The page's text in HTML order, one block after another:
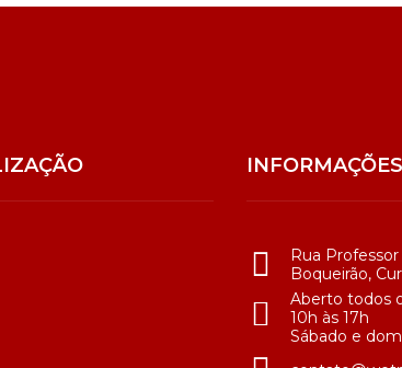
INFORMAÇÕES
Rua
Boqueirão,
Aberto todos
10h às 17h
Sábado e